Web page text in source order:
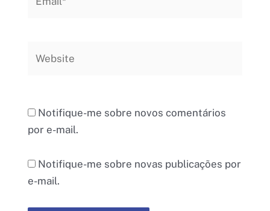
Notifique-me sobre novos comentários
por e-mail.
Notifique-me sobre novas publicações por
e-mail.